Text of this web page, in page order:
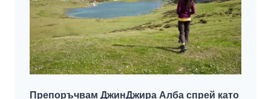
Препоръчвам ДжинДжира Алба спрей като